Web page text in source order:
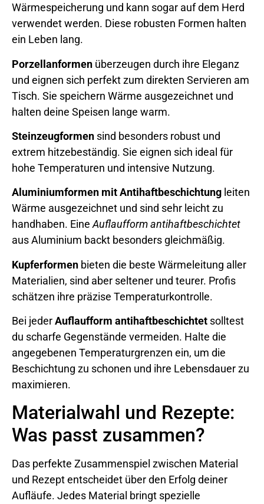
Wärmespeicherung und kann sogar auf dem Herd
verwendet werden. Diese robusten Formen halten
ein Leben lang.
Porzellanformen überzeugen durch ihre Eleganz
und eignen sich perfekt zum direkten Servieren am
Tisch. Sie speichern Wärme ausgezeichnet und
halten deine Speisen lange warm.
Steinzeugformen sind besonders robust und
extrem hitzebeständig. Sie eignen sich ideal für
hohe Temperaturen und intensive Nutzung.
Aluminiumformen mit Antihaftbeschichtung leiten
Wärme ausgezeichnet und sind sehr leicht zu
handhaben. EineAuflaufform antihaftbeschichtet
aus Aluminium backt besonders gleichmäßig.
Kupferformen bieten die beste Wärmeleitung aller
Materialien, sind aber seltener und teurer. Profis
schätzen ihre präzise Temperaturkontrolle.
Bei jederAuflaufform antihaftbeschichtet solltest
du scharfe Gegenstände vermeiden. Halte die
angegebenen Temperaturgrenzen ein, um die
Beschichtung zu schonen und ihre Lebensdauer zu
maximieren.
Materialwahl und Rezepte:
Was passt zusammen?
Das perfekte Zusammenspiel zwischen Material
und Rezept entscheidet über den Erfolg deiner
Aufläufe. Jedes Material bringt spezielle